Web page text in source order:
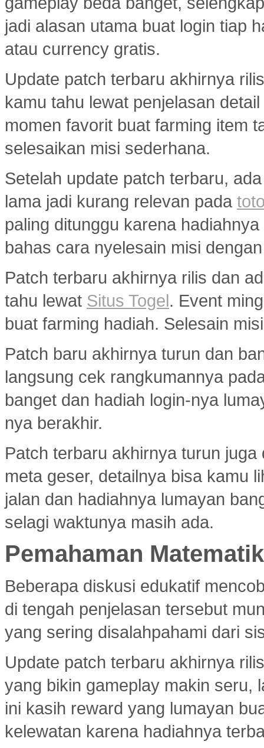
jadi alasan utama buat login tiap
atau currency gratis.
Update patch terbaru akhirnya
kamu tahu lewat penjelasan
momen favorit buat farming item
selesaikan misi sederhana.
Setelah update patch terbaru,
lama jadi kurang relevan pada
paling ditunggu karena
bahas cara nyelesain misi
Patch terbaru akhirnya rilis dan
tahu lewat Situs Togel. Event
buat farming hadiah. Selesain
Patch baru akhirnya turun dan
langsung cek rangkumannya
banget dan hadiah login-nya
nya berakhir.
Patch terbaru akhirnya turun
meta geser, detailnya bisa kamu
jalan dan hadiahnya lumayan
selagi waktunya masih ada.
Pemahaman
Beberapa diskusi edukatif
di tengah penjelasan tersebut
yang sering disalahpahami dari
Update patch terbaru akhirnya
yang bikin gameplay makin seru,
ini kasih reward yang lumayan
kelewatan karena hadiahnya